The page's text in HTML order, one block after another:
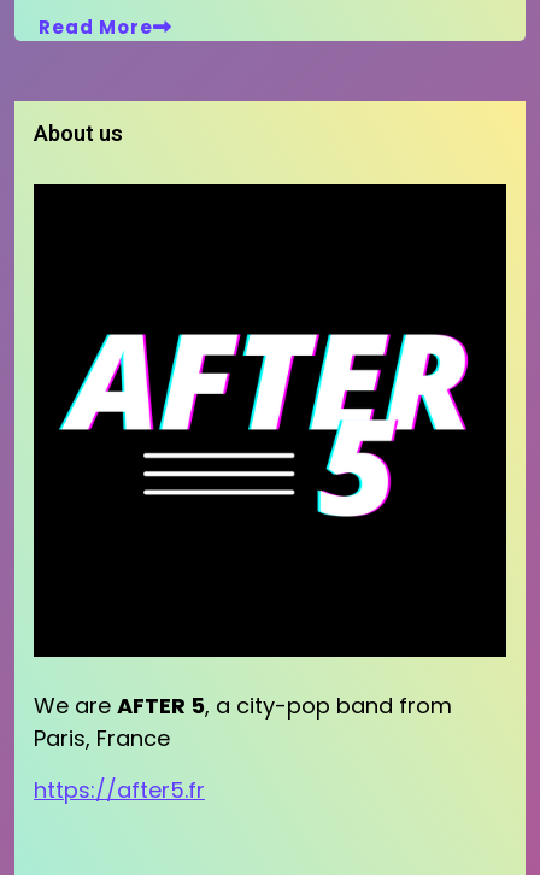
Read More
About us
We are AFTER 5, a city-pop band from
Paris, France
https://after5.fr